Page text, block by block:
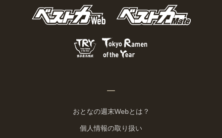
おとなの週末Webとは？
個人情報の取り扱い